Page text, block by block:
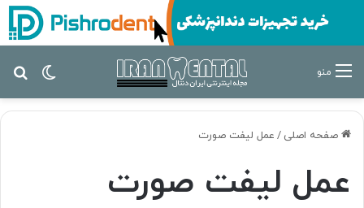
تغییر منو
صفحه اصلی / عمل لیفت صورت
عمل لیفت صورت